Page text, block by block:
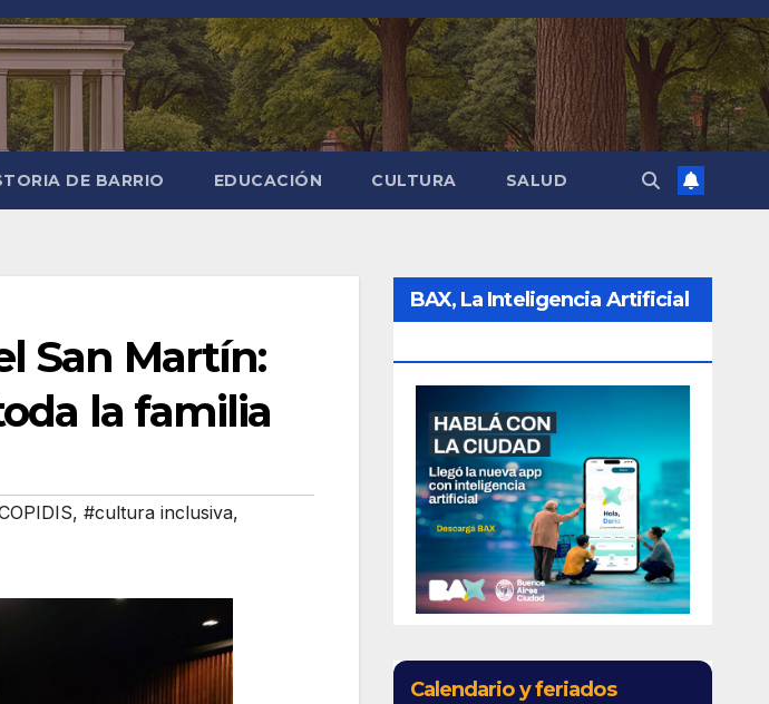
DE BARRIO EDUCACIÓN CULTURA SALUD
San Martín:
la familia
, #cultura inclusiva,
BAX, La Inteligencia Artificial
Calendario y feriados